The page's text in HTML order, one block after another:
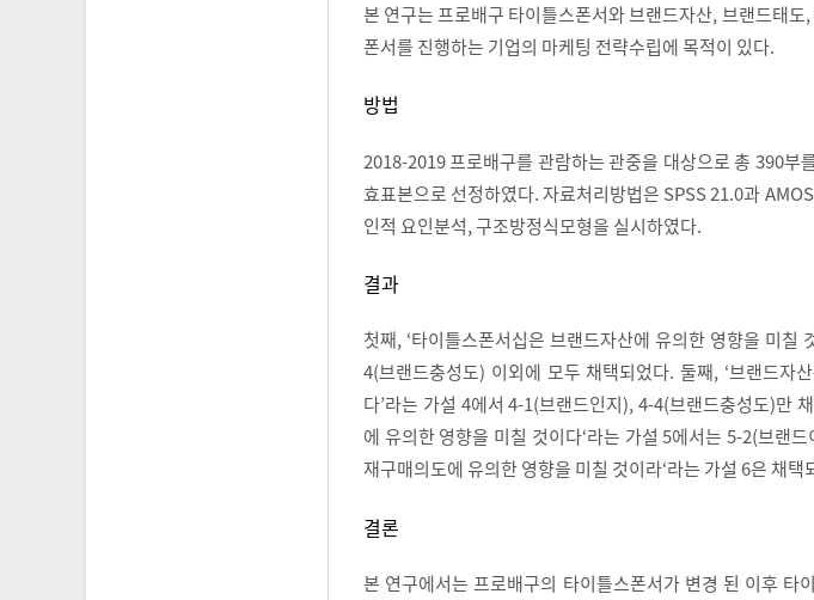
본 연구는 프로배구 타이틀스폰서와 브랜드자산, 브랜드태
폰서를 진행하는 기업의 마케팅 전략수립에 목적이 있다.
방법
2018-2019 프로배구를 관람하는 관중을 대상으로 총 390부
효표본으로 선정하였다. 자료처리방법은 SPSS 21.0과
인적 요인분석, 구조방정식모형을 실시하였다.
결과
첫째, ‘타이틀스폰서십은 브랜드자산에 유의한 영향을 미칠
4(브랜드충성도) 이외에 모두 채택되었다. 둘째, ‘브랜드자
다’라는 가설 4에서 4-1(브랜드인지), 4-4(브랜드충성도)만
에 유의한 영향을 미칠 것이다‘라는 가설 5에서는 5-2(브랜
재구매의도에 유의한 영향을 미칠 것이라‘라는 가설 6은 채택
결론
본 연구에서는 프로배구의 타이틀스폰서가 변경 된 이후 타